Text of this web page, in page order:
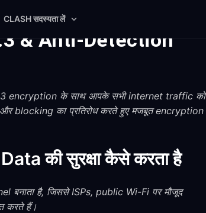
CLASH सदस्यता लें
& Anti-Detection
encryption के साथ आपके सभी internet traffic को
blocking का प्रतिरोध करते हुए मजबूत encryption
की सुरक्षा कैसे करता है
है, जिससे ISPs, public Wi-Fi पर मौजूद
करते हैं।